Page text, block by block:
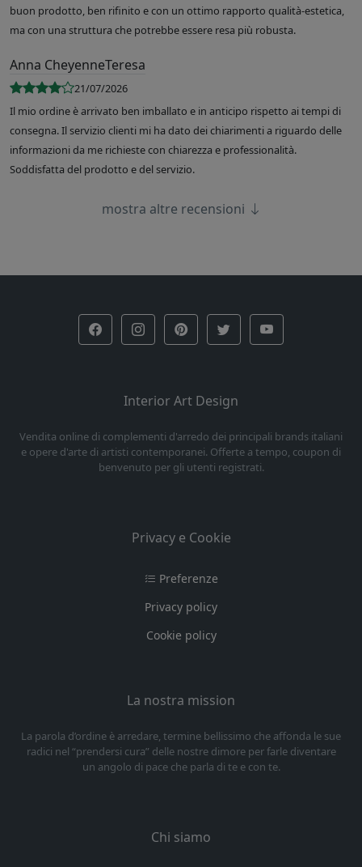
buon prodotto, ben rifinito e con un ottimo rapporto qualità-estetica,
ma con una struttura che potrebbe essere resa più robusta.
Anna CheyenneTeresa
21/07/2026
Il mio ordine è arrivato ben imballato e in anticipo rispetto ai tempi di
consegna. Il servizio clienti mi ha dato dei chiarimenti a riguardo delle
informazioni da me richieste con chiarezza e professionalità.
Soddisfatta del prodotto e del servizio.
mostra altre recensioni
Interior Art Design
Vendita online di complementi d'arredo dei principali brands italiani
e opere d'arte di artisti contemporanei. Offerte a tempo, coupon di
benvenuto per gli utenti registrati.
Privacy e Cookie
Preferenze
Privacy policy
Cookie policy
La nostra mission
La parola d’ordine è arredare, termine bellissimo che affonda le sue
radici nel “prendersi cura” delle nostre dimore per farle diventare
un angolo di pace che parla di te e con te.
Chi siamo